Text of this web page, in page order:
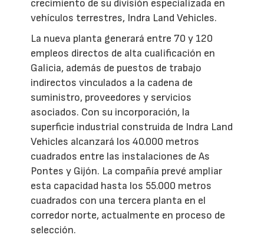
crecimiento de su división especializada en
vehículos terrestres, Indra Land Vehicles.
La nueva planta generará entre 70 y 120
empleos directos de alta cualificación en
Galicia, además de puestos de trabajo
indirectos vinculados a la cadena de
suministro, proveedores y servicios
asociados. Con su incorporación, la
superficie industrial construida de Indra Land
Vehicles alcanzará los 40.000 metros
cuadrados entre las instalaciones de As
Pontes y Gijón. La compañía prevé ampliar
esta capacidad hasta los 55.000 metros
cuadrados con una tercera planta en el
corredor norte, actualmente en proceso de
selección.